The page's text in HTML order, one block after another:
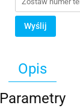
Wyślij
Opis
Parametry